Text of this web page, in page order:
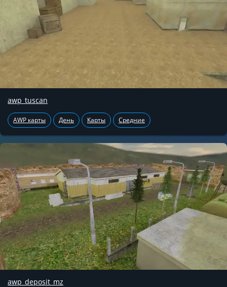
awp_tuscan
AWP карты День Карты Средние
awp_deposit_mz